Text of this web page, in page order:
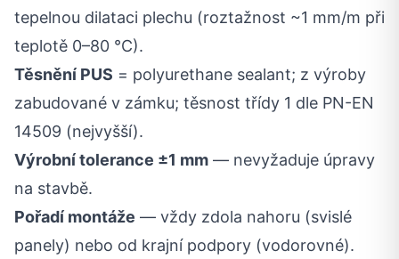
tepelnou dilataci plechu (roztažnost ~1 mm/m při
teplotě 0–80 °C).
Těsnění PUS = polyurethane sealant; z výroby
zabudované v zámku; těsnost třídy 1 dle PN-EN
14509 (nejvyšší).
Výrobní tolerance ±1 mm — nevyžaduje úpravy
na stavbě.
Pořadí montáže — vždy zdola nahoru (svislé
panely) nebo od krajní podpory (vodorovné).